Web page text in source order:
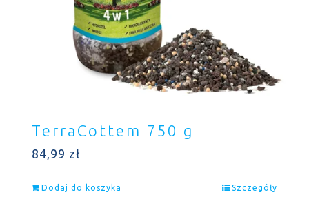
TerraCottem 750 g
84,99 zł
Dodaj do koszyka Szczegóły